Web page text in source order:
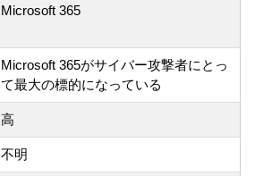
Microsoft 365
Microsoft 365がサイバー攻撃者にとっ
て最大の標的になっている
高
不明